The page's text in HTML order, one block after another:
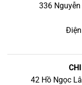
336 Nguyễn
42 Hồ Ngọc